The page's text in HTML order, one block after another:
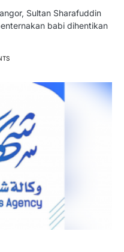
Sultan Sharafuddin
babi dihentikan